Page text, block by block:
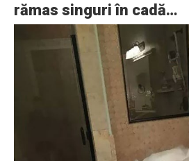
rămas singuri în cadă…